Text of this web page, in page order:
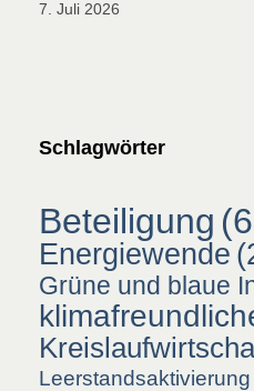
7. Juli 2026
Schlagwörter
Beteiligung
Energiewende
Grüne und blaue
Leerstandsaktivierung